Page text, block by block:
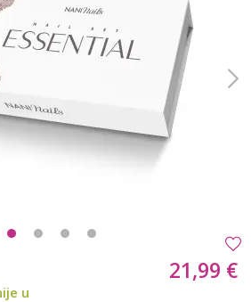
u
21,99 €